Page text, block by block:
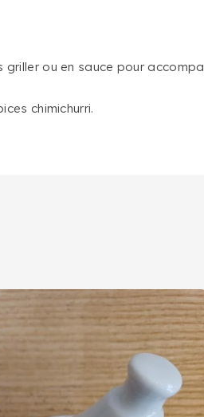
ou en sauce pour
chimichurri.